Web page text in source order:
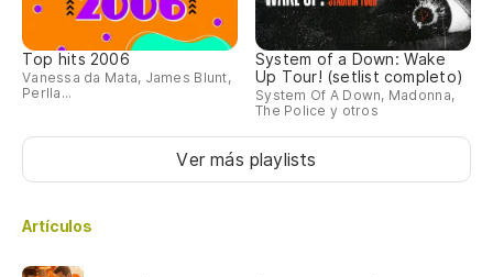
Top hits 2006
Vanessa da Mata, James Blunt,
Perlla...
System of a Down: Wake
Up Tour! (setlist completo)
System Of A Down, Madonna,
The Police y otros
Ver más playlists
Artículos